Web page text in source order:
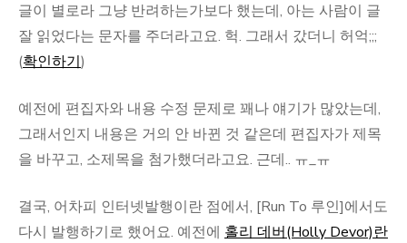
글이 별로라 그냥 반려하는가보다 했는데, 아는 사람이 글
잘 읽었다는 문자를 주더라고요. 헉. 그래서 갔더니 허억;;;
(확인하기)
예전에 편집자와 내용 수정 문제로 꽤나 얘기가 많았는데,
그래서인지 내용은 거의 안 바뀐 것 같은데 편집자가 제목
을 바꾸고, 소제목을 첨가했더라고요. 근데.. ㅠ_ㅠ
결국, 어차피 인터넷발행이란 점에서, [Run To 루인]에서도
다시 발행하기로 했어요. 예전에 홀리 데버(Holly Devor)란